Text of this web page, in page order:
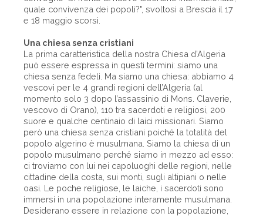
quale convivenza dei popoli?", svoltosi a Brescia il 17
e 18 maggio scorsi.
Una chiesa senza cristiani
La prima caratteristica della nostra Chiesa d’Algeria
può essere espressa in questi termini: siamo una
chiesa senza fedeli. Ma siamo una chiesa: abbiamo 4
vescovi per le 4 grandi regioni dell’Algeria (al
momento solo 3 dopo l’assassinio di Mons. Claverie,
vescovo di Orano), 110 tra sacerdoti e religiosi, 200
suore e qualche centinaio di laici missionari. Siamo
però una chiesa senza cristiani poiché la totalità del
popolo algerino è musulmana. Siamo la chiesa di un
popolo musulmano perché siamo in mezzo ad esso:
ci troviamo con lui nei capoluoghi delle regioni, nelle
cittadine della costa, sui monti, sugli altipiani o nelle
oasi. Le poche religiose, le laiche, i sacerdoti sono
immersi in una popolazione interamente musulmana.
Desiderano essere in relazione con la popolazione,